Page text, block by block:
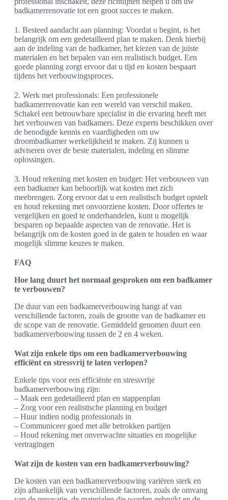
badkamerrenovatie tot een groot succes te maken.
1. Besteed aandacht aan planning: Voordat u begint, is het
belangrijk om een gedetailleerd plan te maken. Denk hierbij
aan de indeling van de badkamer, het kiezen van de juiste
materialen en het bepalen van een realistisch budget. Een
goede planning zorgt ervoor dat u tijd en kosten bespaart
tijdens het verbouwingsproces.
2. Werk met professionals: Een professionele
badkamerrenovatie kan een wereld van verschil maken.
Schakel een betrouwbare specialist in die ervaring heeft met
het verbouwen van badkamers. Deze experts beschikken over
de benodigde kennis en vaardigheden om uw
droombadkamer werkelijkheid te maken. Zij kunnen u
adviseren over de beste materialen, indeling en slimme
oplossingen.
3. Houd rekening met kosten en budget: Het verbouwen van
een badkamer kan behoorlijk wat kosten met zich
meebrengen. Zorg ervoor dat u een realistisch budget opstelt
en houd rekening met onvoorziene kosten. Door offertes te
vergelijken en goed te onderhandelen, kunt u mogelijk
besparen op bepaalde aspecten van de renovatie. Het is
belangrijk om de kosten goed in de gaten te houden en waar
mogelijk slimme keuzes te maken.
FAQ
Hoe lang duurt het normaal gesproken om een badkamer
te verbouwen?
De duur van een badkamerverbouwing hangt af van
verschillende factoren, zoals de grootte van de badkamer en
de scope van de renovatie. Gemiddeld genomen duurt een
badkamerverbouwing tussen de 2 en 4 weken.
Wat zijn enkele tips om een badkamerverbouwing
efficiënt en stressvrij te laten verlopen?
Enkele tips voor een efficiënte en stressvrije
badkamerverbouwing zijn:
– Maak een gedetailleerd plan en stappenplan
– Zorg voor een realistische planning en budget
– Huur indien nodig professionals in
– Communiceer goed met alle betrokken partijen
– Houd rekening met onverwachte situaties en mogelijke
vertragingen
Wat zijn de kosten van een badkamerverbouwing?
De kosten van een badkamerverbouwing variëren sterk en
zijn afhankelijk van verschillende factoren, zoals de omvang